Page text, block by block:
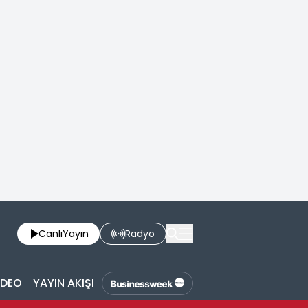
CanlıYayın Radyo
YAYIN AKIŞI